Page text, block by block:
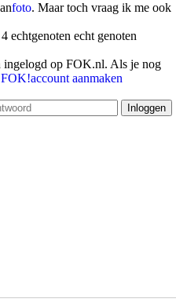
foto. Maar toch vraag ik me ook
echtgenoten echt genoten
ingelogd op FOK.nl. Als je nog
aanmaken